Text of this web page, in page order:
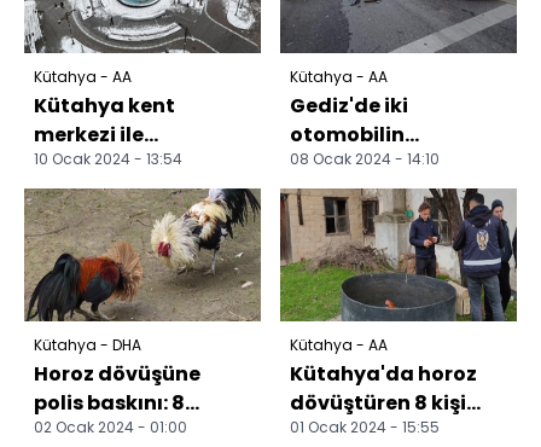
Kütahya - AA
Kütahya kent
merkezi ile
Domaniç-İnegöl
kara yolunda kar
etkili oluyor
10 Ocak 2024 - 13:54
Kütahya - AA
Gediz'de iki
otomobilin
çarpıştığı kazada 1
kişi yaralandı
08 Ocak 2024 - 14:10
Kütahya - DHA
Horoz dövüşüne
polis baskını: 8
gözaltı
02 Ocak 2024 - 01:00
Kütahya - AA
Kütahya'da horoz
dövüştüren 8 kişi
yakalandı
01 Ocak 2024 - 15:55